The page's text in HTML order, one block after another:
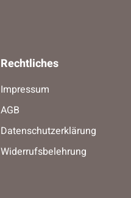
Rechtliches
Impressum
AGB
Datenschutzerklärung
Widerrufsbelehrung